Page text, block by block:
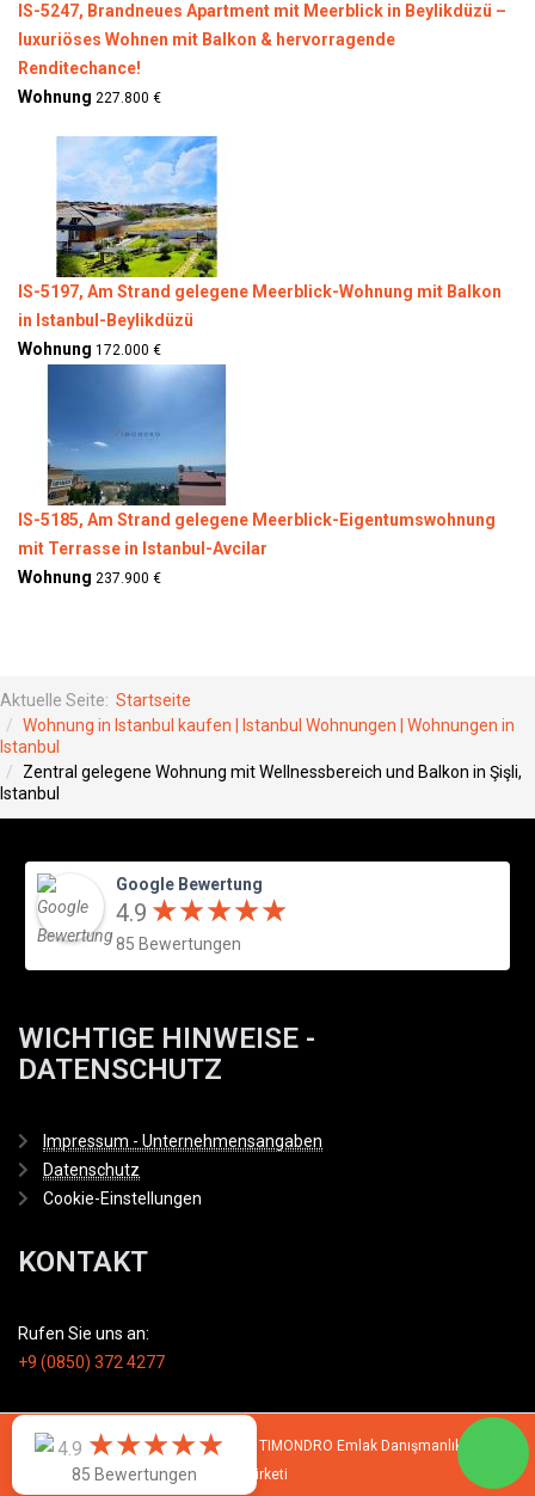
IS-5247, Brandneues Apartment mit Meerblick in Beylikdüzü –
luxuriöses Wohnen mit Balkon & hervorragende
Renditechance!
Wohnung 227.800 €
IS-5197, Am Strand gelegene Meerblick-Wohnung mit Balkon
in Istanbul-Beylikdüzü
Wohnung 172.000 €
IS-5185, Am Strand gelegene Meerblick-Eigentumswohnung
mit Terrasse in Istanbul-Avcilar
Wohnung 237.900 €
Aktuelle Seite: Startseite
Wohnung in Istanbul kaufen | Istanbul Wohnungen | Wohnungen in
Istanbul
Zentral gelegene Wohnung mit Wellnessbereich und Balkon in Şişli,
Istanbul
Google Bewertung
4.9 ★★★★★
★★★★★
85 Bewertungen
4.9 ★★★★★
★★★★★
85 Bewertungen
WICHTIGE HINWEISE -
DATENSCHUTZ
Impressum - Unternehmensangaben
Datenschutz
Cookie-Einstellungen
KONTAKT
Rufen Sie uns an:
+9 (0850) 372 4277
© 2007 - 2026 All rights reserved by TIMONDRO Emlak Danışmanlık Limited
Şirketi